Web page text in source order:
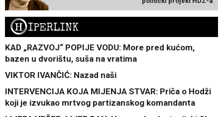
HIPERLINK
KAD „RAZVOJ“ POPIJE VODU: More pred kućom,
bazen u dvorištu, suša na vratima
VIKTOR IVANČIĆ: Nazad naši
INTERVENCIJA KOJA MIJENJA STVAR: Priča o Hodži
koji je izvukao mrtvog partizanskog komandanta